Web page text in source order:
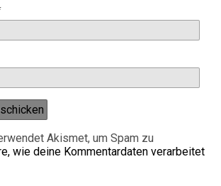
Akismet, um Spam zu
wie deine Kommentardaten verarbeitet